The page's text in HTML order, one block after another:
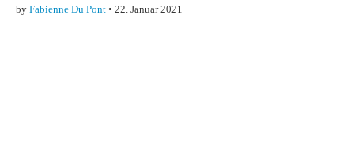
by Fabienne Du Pont • 22. Januar 2021